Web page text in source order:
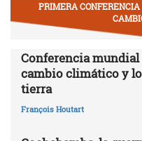
PRIMERA
Conferencia mundial
cambio climático y
tierra
François Houtart